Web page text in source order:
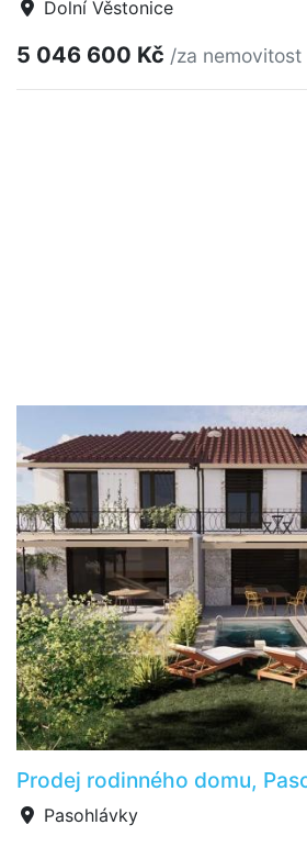
Dolní Věstonice
5 046 600 Kč /za nemovitost
Prodej rodinného domu,
Pasohlávky